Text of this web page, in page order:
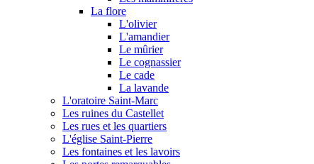
La flore
L'olivier
L'amandier
Le mûrier
Le cognassier
Le cade
La lavande
L'oratoire Saint-Marc
Les ruines du Castellet
Les rues et les quartiers
L'église Saint-Pierre
Les fontaines et les lavoirs